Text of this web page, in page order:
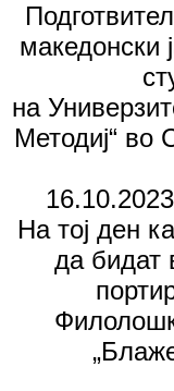
македонски
на
Методиј“ во
На тој ден
да бидат